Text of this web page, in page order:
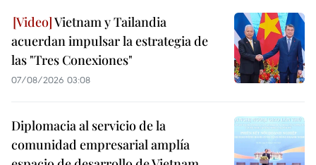
Vietnam y Tailandia
acuerdan impulsar la estrategia de
las "Tres Conexiones"
07/08/2026 03:08
Diplomacia al servicio de la
comunidad empresarial amplía